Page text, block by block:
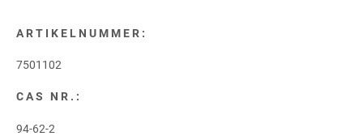
ARTIKELNUMMER:
7501102
CAS NR.:
94-62-2